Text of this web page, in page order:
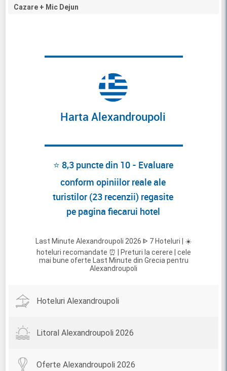
Cazare + Mic Dejun
Harta Alexandroupoli
⭐ 8,3 puncte din 10 - Evaluare
conform opiniilor reale ale
turistilor (23 recenzii) regasite
pe pagina fiecarui hotel
Last Minute Alexandroupoli 2026 ᐈ 7 Hoteluri | ☀️
hoteluri recomandate ⏰ | Preturi la cerere | cele
mai bune oferte Last Minute din Grecia pentru
Alexandroupoli
Hoteluri Alexandroupoli
Litoral Alexandroupoli 2026
Oferte Alexandroupoli 2026